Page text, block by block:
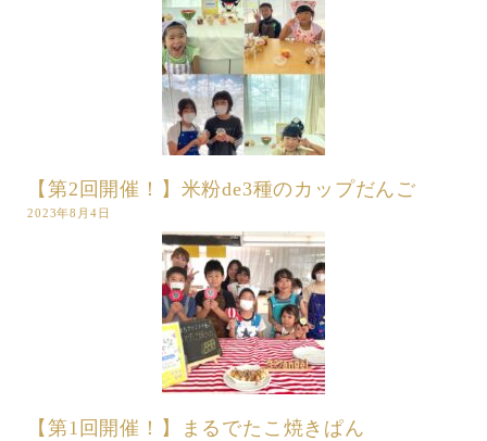
【第2回開催！】米粉de3種のカップだんご
2023年8月4日
【第1回開催！】まるでたこ焼きぱん